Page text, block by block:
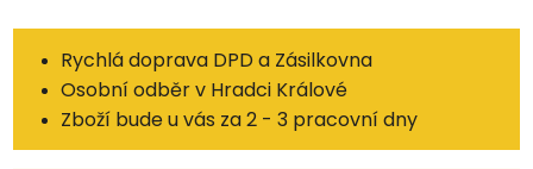
Rychlá doprava DPD a Zásilkovna
Osobní odběr v Hradci Králové
Zboží bude u vás za 2 - 3 pracovní dny